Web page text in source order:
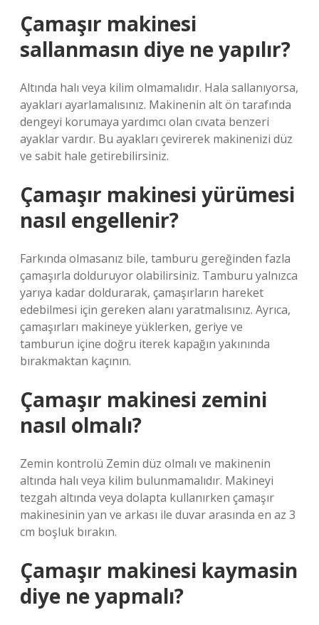
Çamaşır makinesi
sallanmasın diye ne yapılır?
Altında halı veya kilim olmamalıdır. Hala sallanıyorsa,
ayakları ayarlamalısınız. Makinenin alt ön tarafında
dengeyi korumaya yardımcı olan cıvata benzeri
ayaklar vardır. Bu ayakları çevirerek makinenizi düz
ve sabit hale getirebilirsiniz.
Çamaşır makinesi yürümesi
nasıl engellenir?
Farkında olmasanız bile, tamburu gereğinden fazla
çamaşırla dolduruyor olabilirsiniz. Tamburu yalnızca
yarıya kadar doldurarak, çamaşırların hareket
edebilmesi için gereken alanı yaratmalısınız. Ayrıca,
çamaşırları makineye yüklerken, geriye ve
tamburun içine doğru iterek kapağın yakınında
bırakmaktan kaçının.
Çamaşır makinesi zemini
nasıl olmalı?
Zemin kontrolü Zemin düz olmalı ve makinenin
altında halı veya kilim bulunmamalıdır. Makineyi
tezgah altında veya dolapta kullanırken çamaşır
makinesinin yan ve arkası ile duvar arasında en az 3
cm boşluk bırakın.
Çamaşır makinesi kaymasin
diye ne yapmalı?